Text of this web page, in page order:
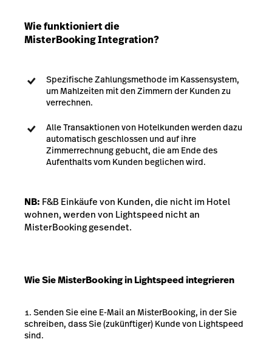
Wie funktioniert die
MisterBookingIntegration?
Spezifische Zahlungsmethode im Kassensystem,
um Mahlzeiten mit den Zimmern der Kunden zu
verrechnen.
Alle Transaktionen von Hotelkunden werden dazu
automatisch geschlossen und auf ihre
Zimmerrechnung gebucht, die am Ende des
Aufenthalts vom Kunden beglichen wird.
NB: F&B Einkäufe von Kunden, die nicht im Hotel
wohnen, werden von Lightspeed nicht an
MisterBooking gesendet.
Wie Sie MisterBooking in Lightspeed integrieren
Senden Sie eine E-Mail an MisterBooking, in der Sie
schreiben, dass Sie (zukünftiger) Kunde von Lightspeed
sind.